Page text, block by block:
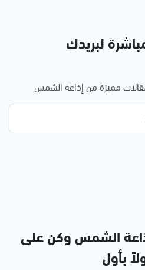
لبريدك
مميزة من إذاعة الشمس
الشمس وكن على
بأول